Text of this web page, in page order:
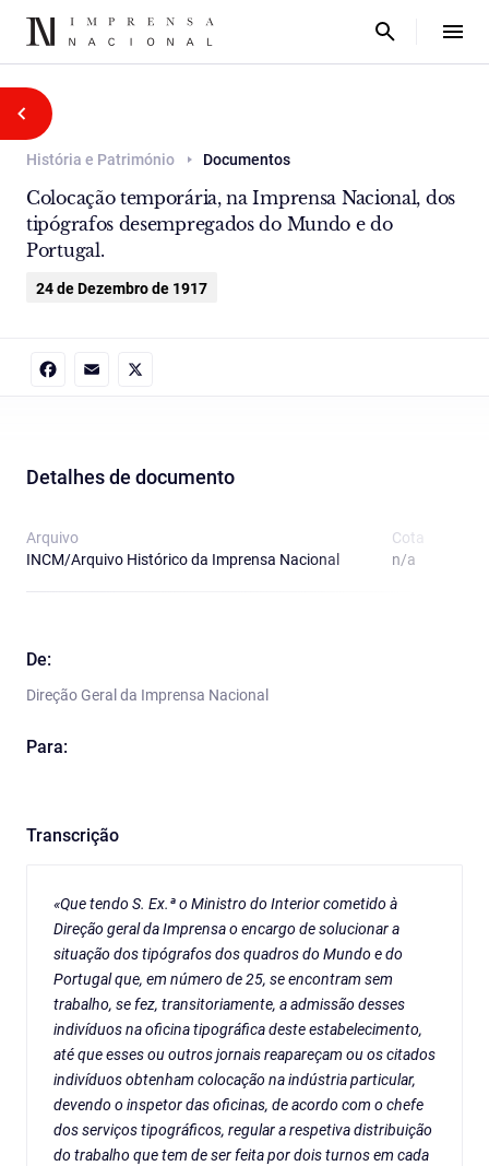
História e Património Documentos
Colocação temporária, na Imprensa Nacional, dos
tipógrafos desempregados do Mundo e do
Portugal.
24 de Dezembro de 1917
Detalhes de documento
Arquivo
INCM/Arquivo Histórico da Imprensa Nacional
Cota
n/a
De:
Direção Geral da Imprensa Nacional
Para:
Transcrição
«Que tendo S. Ex.ª o Ministro do Interior cometido à
Direção geral da Imprensa o encargo de solucionar a
situação dos tipógrafos dos quadros do Mundo e do
Portugal que, em número de 25, se encontram sem
trabalho, se fez, transitoriamente, a admissão desses
indivíduos na oficina tipográfica deste estabelecimento,
até que esses ou outros jornais reapareçam ou os citados
indivíduos obtenham colocação na indústria particular,
devendo o inspetor das oficinas, de acordo com o chefe
dos serviços tipográficos, regular a respetiva distribuição
do trabalho que tem de ser feita por dois turnos em cada